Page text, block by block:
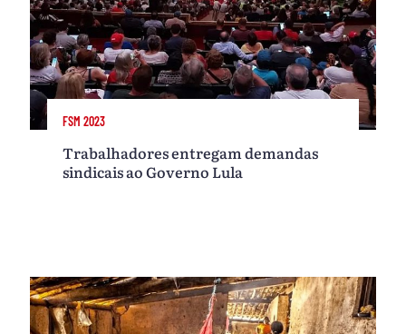
FSM 2023
Trabalhadores entregam demandas
sindicais ao Governo Lula